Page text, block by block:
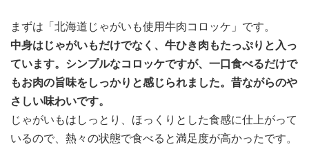
まずは「北海道じゃがいも使用牛肉コロッケ」です。
中身はじゃがいもだけでなく、牛ひき肉もたっぷりと入っ
ています。シンプルなコロッケですが、一口食べるだけで
もお肉の旨味をしっかりと感じられました。昔ながらのや
さしい味わいです。
じゃがいもはしっとり、ほっくりとした食感に仕上がって
いるので、熱々の状態で食べると満足度が高かったです。